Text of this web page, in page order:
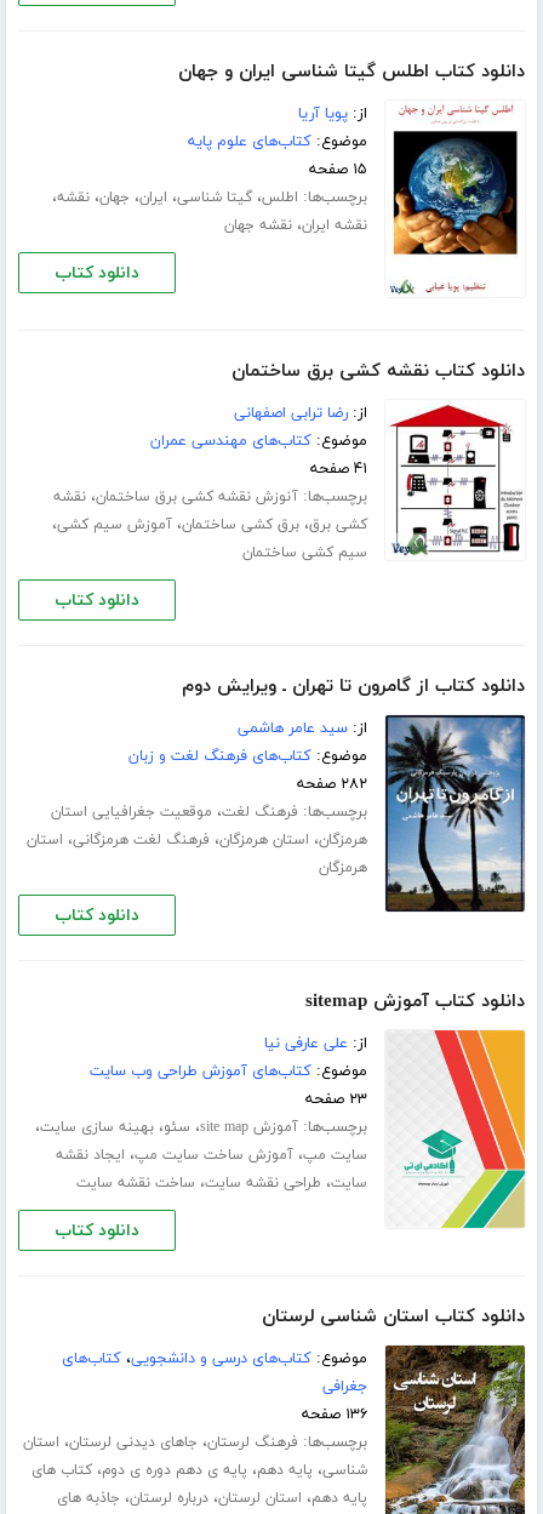
دانلود کتاب اطلس گیتا شناسی ایران و جهان
از:پویا آریا
موضوع:کتاب‌های علوم پایه
۱۵ صفحه
برچسب‌ها: اطلس،گیتا شناسی، ایران، جهان،نقشه،
نقشه ایران،نقشه جهان
دانلود کتاب
دانلود کتاب نقشه کشی برق ساختمان
از:رضا ترابی اصفهانی
موضوع:کتاب‌های مهندسی عمران
۴۱ صفحه
برچسب‌ها:آنوزش نقشه کشی برق ساختمان،نقشه
کشی برق،برق کشی ساختمان،آموزش سیم کشی،
سیم کشی ساختمان
دانلود کتاب
دانلود کتاب از گامرون تا تهران ـ ویرایش دوم
از:سید عامر هاشمی
موضوع:کتاب‌های فرهنگ لغت و زبان
۲۸۲ صفحه
برچسب‌ها: فرهنگ لغت، موقعیت جغرافیایی استان
هرمزگان، استان هرمزگان، فرهنگ لغت هرمزگانی، استان
هرمزگان
دانلود کتاب
دانلود کتاب آموزش sitemap
از: علی عارفی نیا
موضوع:کتاب‌های آموزش طراحی وب سایت
۲۳ صفحه
برچسب‌ها:آموزش site map ، سئو،بهینه سازی سایت،
سایت مپ،آموزش ساخت سایت مپ، ایجاد نقشه
سایت، طراحی نقشه سایت، ساخت نقشه سایت
دانلود کتاب
دانلود کتاب استان شناسی لرستان
موضوع:کتاب‌های درسی و دانشجویی،کتاب‌های
جغرافی
۱۳۶ صفحه
برچسب‌ها: فرهنگ لرستان، جاهای دیدنی لرستان، استان
شناسی، پایه دهم، پایه ی دهم دوره ی دوم،کتاب های
پایه دهم، استان لرستان،درباره لرستان، جاذبه های